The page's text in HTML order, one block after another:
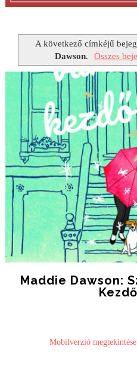
A következő címkéjű
Dawson. Összes
Maddie Dawson:
Mobilverzió megtekintése